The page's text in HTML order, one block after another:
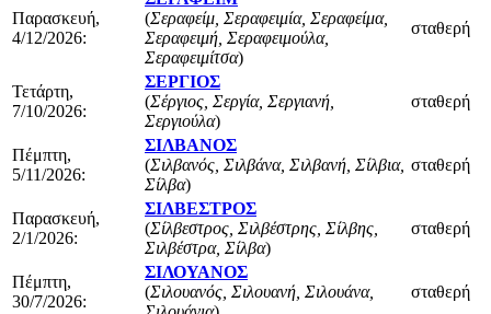
Παρασκευή,
4/12/2026:
(Σεραφείμ, Σεραφειμία, Σεραφείμα,
Σεραφειμή, Σεραφειμούλα,
Σεραφειμίτσα)
σταθερή
Τετάρτη,
7/10/2026:
ΣΕΡΓΙΟΣ
(Σέργιος, Σεργία, Σεργιανή,
Σεργιούλα)
σταθερή
Πέμπτη,
5/11/2026:
ΣΙΛΒΑΝΟΣ
(Σιλβανός, Σιλβάνα, Σιλβανή, Σίλβια,
Σίλβα)
σταθερή
Παρασκευή,
2/1/2026:
ΣΙΛΒΕΣΤΡΟΣ
(Σίλβεστρος, Σιλβέστρης, Σίλβης,
Σιλβέστρα, Σίλβα)
σταθερή
Πέμπτη,
30/7/2026:
ΣΙΛΟΥΑΝΟΣ
(Σιλουανός, Σιλουανή, Σιλουάνα,
σταθερή